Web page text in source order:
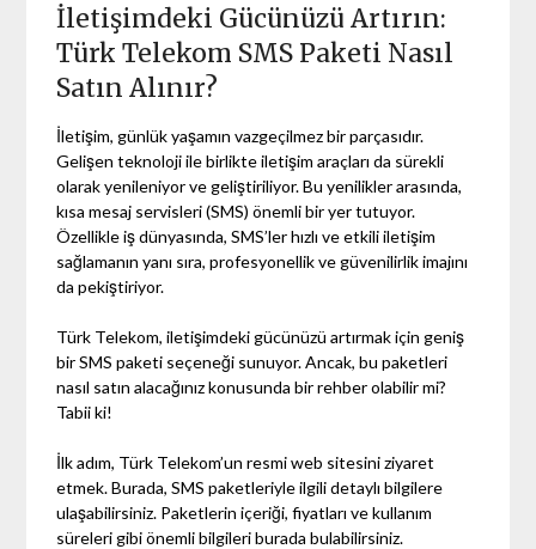
İletişimdeki Gücünüzü Artırın:
Türk Telekom SMS Paketi Nasıl
Satın Alınır?
İletişim, günlük yaşamın vazgeçilmez bir parçasıdır.
Gelişen teknoloji ile birlikte iletişim araçları da sürekli
olarak yenileniyor ve geliştiriliyor. Bu yenilikler arasında,
kısa mesaj servisleri (SMS) önemli bir yer tutuyor.
Özellikle iş dünyasında, SMS’ler hızlı ve etkili iletişim
sağlamanın yanı sıra, profesyonellik ve güvenilirlik imajını
da pekiştiriyor.
Türk Telekom, iletişimdeki gücünüzü artırmak için geniş
bir SMS paketi seçeneği sunuyor. Ancak, bu paketleri
nasıl satın alacağınız konusunda bir rehber olabilir mi?
Tabii ki!
İlk adım, Türk Telekom’un resmi web sitesini ziyaret
etmek. Burada, SMS paketleriyle ilgili detaylı bilgilere
ulaşabilirsiniz. Paketlerin içeriği, fiyatları ve kullanım
süreleri gibi önemli bilgileri burada bulabilirsiniz.